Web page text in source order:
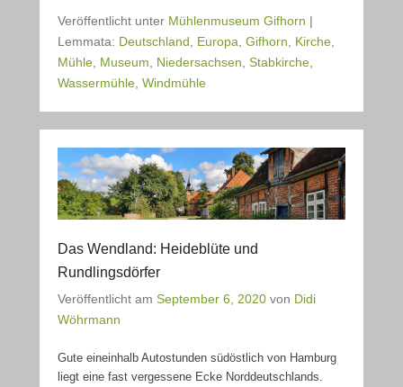
Veröffentlicht unter Mühlenmuseum Gifhorn |
Lemmata: Deutschland Europa Gifhorn Kirche
Mühle Museum Niedersachsen Stabkirche
Wassermühle Windmühle
Das Wendland: Heideblüte und
Rundlingsdörfer
Veröffentlicht am September 6, 2020 von Didi
Wöhrmann
Gute eineinhalb Autostunden südöstlich von Hamburg
liegt eine fast vergessene Ecke Norddeutschlands.